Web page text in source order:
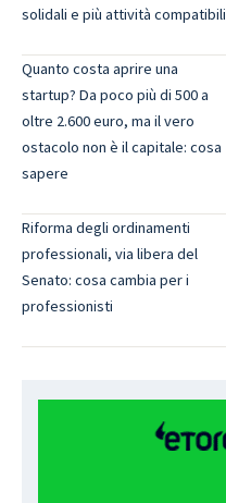
solidali e più attività compatibili
Quanto costa aprire una
startup? Da poco più di 500 a
oltre 2.600 euro, ma il vero
ostacolo non è il capitale: cosa
sapere
Riforma degli ordinamenti
professionali, via libera del
Senato: cosa cambia per i
professionisti